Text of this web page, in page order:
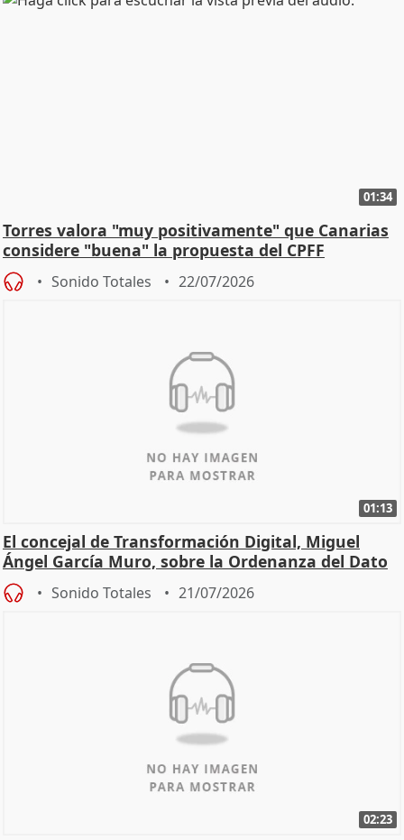
01:34
Torres valora "muy positivamente" que Canarias
considere "buena" la propuesta del CPFF
Sonido Totales 22/07/2026
01:13
El concejal de Transformación Digital, Miguel
Ángel García Muro, sobre la Ordenanza del Dato
Sonido Totales 21/07/2026
02:23